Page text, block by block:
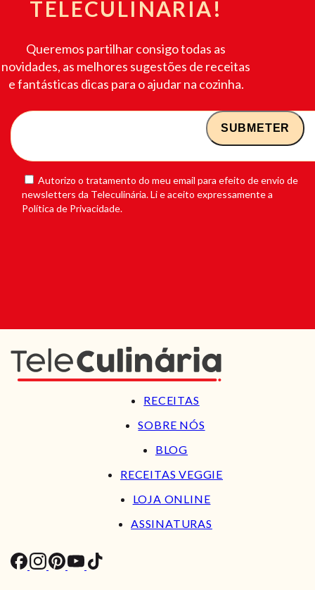
TELECULINÁRIA!
Queremos partilhar consigo todas as
novidades, as melhores sugestões de receitas
e fantásticas dicas para o ajudar na cozinha.
Autorizo o tratamento do meu email para efeito de envio de
newsletters da Teleculinária. Li e aceito expressamente a
Política de Privacidade.
RECEITAS
SOBRE NÓS
BLOG
RECEITAS VEGGIE
LOJA ONLINE
ASSINATURAS